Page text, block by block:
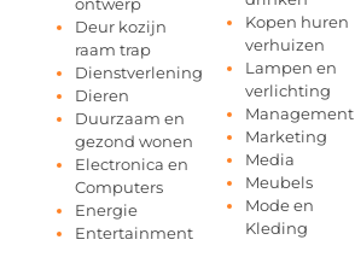
ontwerp
Deur kozijn
raam trap
Dienstverlening
Dieren
Duurzaam en
gezond wonen
Electronica en
Computers
Energie
Entertainment
Kopen huren
verhuizen
Lampen en
verlichting
Management
Marketing
Media
Meubels
Mode en
Kleding